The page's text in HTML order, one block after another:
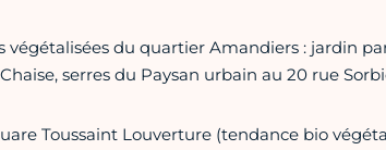
du quartier Amandiers : jardin
serres du Paysan urbain au 20 rue
Toussaint Louverture (tendance bio